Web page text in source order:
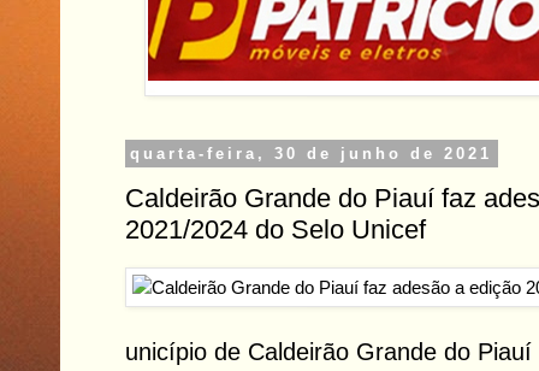
quarta-feira, 30 de junho de 2021
Caldeirão Grande do Piauí faz
2021/2024 do Selo Unicef
unicípio de Caldeirão Grande do